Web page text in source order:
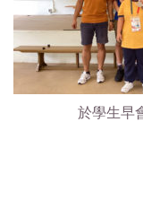
於學生早會